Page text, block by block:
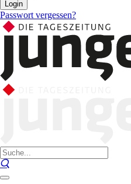
Login
Passwort vergessen?